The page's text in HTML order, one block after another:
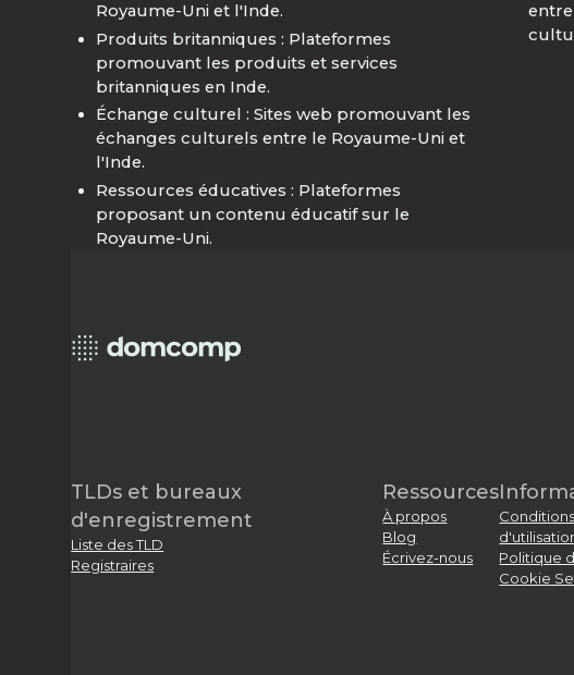
Royaume-Uni et l'Inde.
Produits britanniques : Plateformes
promouvant les produits et services
britanniques en Inde.
Échange culturel : Sites web promouvant les
échanges culturels entre le Royaume-Uni et
l'Inde.
Ressources éducatives : Plateformes
proposant un contenu éducatif sur le
Royaume-Uni.
TLDs et bureaux
d'enregistrement
Liste des TLD
Registraires
Ressources
À propos
Blog
Écrivez-nous
Politique
Cookie